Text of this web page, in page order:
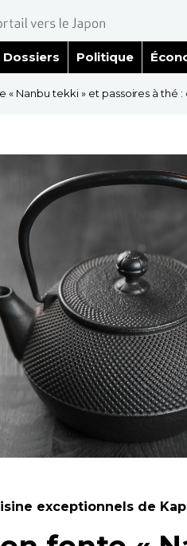
Dossiers Politique
« Nanbu tekki » et passoires à thé :
exceptionnels de